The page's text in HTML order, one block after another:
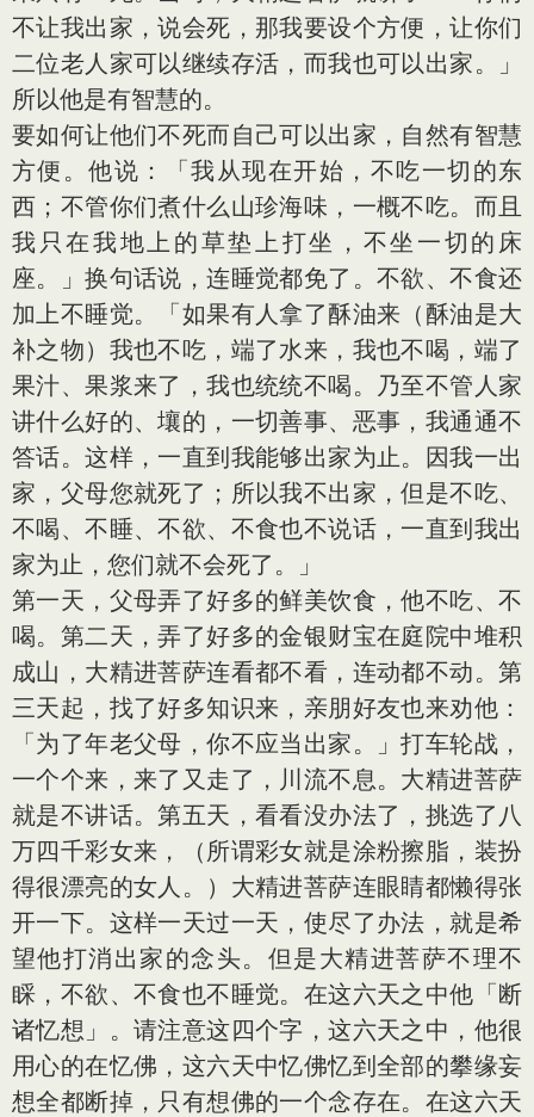
不让我出家，说会死，那我要设个方便，让你们
二位老人家可以继续存活，而我也可以出家。」
所以他是有智慧的。
要如何让他们不死而自己可以出家，自然有智慧
方便。他说：「我从现在开始，不吃一切的东
西；不管你们煮什么山珍海味，一概不吃。而且
我只在我地上的草垫上打坐，不坐一切的床
座。」换句话说，连睡觉都免了。不欲、不食还
加上不睡觉。「如果有人拿了酥油来（酥油是大
补之物）我也不吃，端了水来，我也不喝，端了
果汁、果浆来了，我也统统不喝。乃至不管人家
讲什么好的、壤的，一切善事、恶事，我通通不
答话。这样，一直到我能够出家为止。因我一出
家，父母您就死了；所以我不出家，但是不吃、
不喝、不睡、不欲、不食也不说话，一直到我出
家为止，您们就不会死了。」
第一天，父母弄了好多的鲜美饮食，他不吃、不
喝。第二天，弄了好多的金银财宝在庭院中堆积
成山，大精进菩萨连看都不看，连动都不动。第
三天起，找了好多知识来，亲朋好友也来劝他：
「为了年老父母，你不应当出家。」打车轮战，
一个个来，来了又走了，川流不息。大精进菩萨
就是不讲话。第五天，看看没办法了，挑选了八
万四千彩女来，（所谓彩女就是涂粉擦脂，装扮
得很漂亮的女人。）大精进菩萨连眼睛都懒得张
开一下。这样一天过一天，使尽了办法，就是希
望他打消出家的念头。但是大精进菩萨不理不
睬，不欲、不食也不睡觉。在这六天之中他「断
诸忆想」。请注意这四个字，这六天之中，他很
用心的在忆佛，这六天中忆佛忆到全部的攀缘妄
想全都断掉，只有想佛的一个念存在。在这六天